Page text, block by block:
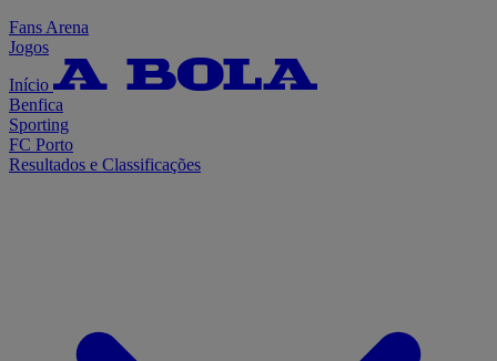
Fans Arena
Jogos
Início
Benfica
Sporting
FC Porto
Resultados e Classificações